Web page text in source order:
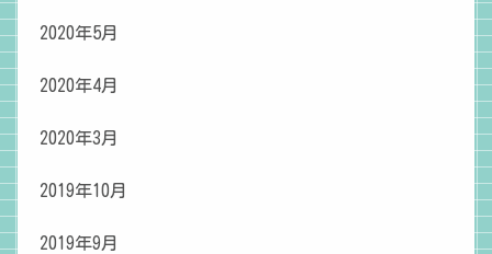
2020年5月
2020年4月
2020年3月
2019年10月
2019年9月